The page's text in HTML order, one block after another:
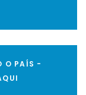
O PAÍS -